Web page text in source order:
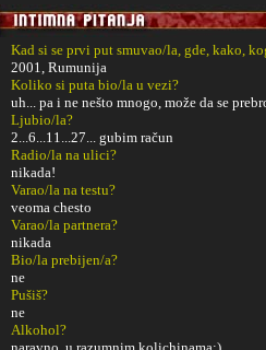
Kad si se prvi put smuvao/la, gde, kako,
2001, Rumunija
Koliko si puta bio/la u vezi?
uh... pa i ne nešto mnogo, može da se
Ljubio/la?
2...6...11...27... gubim račun
Radio/la na ulici?
nikada!
Varao/la na testu?
veoma chesto
Varao/la partnera?
nikada
Bio/la prebijen/a?
ne
Pušiš?
ne
Alkohol?